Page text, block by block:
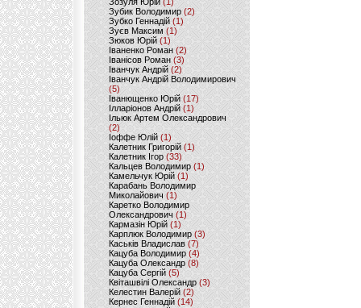
Зубик Володимир (2)
Зубко Геннадій (1)
Зуєв Максим(1)
Зюков Юрій (1)
Іваненко Роман (2)
Іванісов Роман (3)
Іванчук Андрій(2)
Іванчук Андрій Володимирович
(5)
Іванющенко Юрій (17)
Ілларіонов Андрій (1)
Ільюк Артем Олександрович
(2)
Іоффе Юлій (1)
Калетник Григорій(1)
Калетник Ігор (33)
Кальцев Володимир(1)
Камельчук Юрій (1)
Карабань Володимир
Миколайович (1)
Каретко Володимир
Олександрович (1)
Кармазін Юрій(1)
Карплюк Володимир(3)
Каськів Владислав (7)
Кацуба Володимир (4)
Кацуба Олександр (8)
Кацуба Сергій (5)
Квіташвілі Олександр(3)
Келестин Валерій(2)
Кернес Геннадій (14)